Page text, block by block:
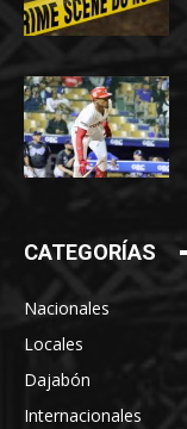
CATEGORÍAS
Nacionales
Locales
Dajabón
Internacionales